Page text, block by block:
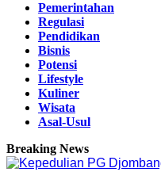
Pemerintahan
Regulasi
Pendidikan
Bisnis
Potensi
Lifestyle
Kuliner
Wisata
Asal-Usul
Breaking News